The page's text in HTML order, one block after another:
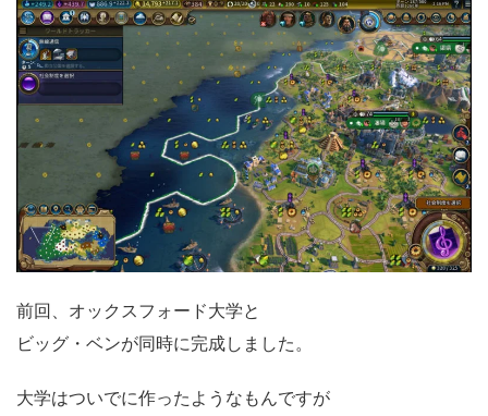
前回、オックスフォード大学と
ビッグ・ベンが同時に完成しました。
大学はついでに作ったようなもんですが